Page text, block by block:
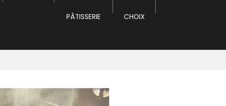
PÂTISSERIE CHOIX